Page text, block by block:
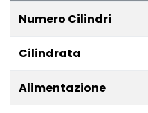
Numero Cilindri
Cilindrata
Alimentazione